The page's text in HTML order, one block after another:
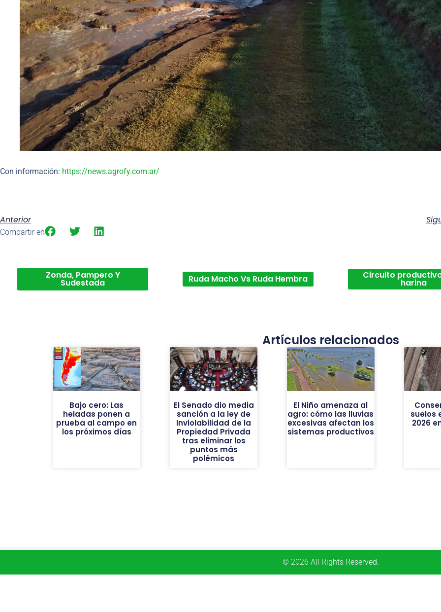
Con información: https://news.agrofy.com.ar/
Anterior
Compartir en
Zonda, Pampero Y
Sudestada Ruda Macho Vs Ruda Hembra Circuito
harina
Artículos relacionados
Bajo cero: Las
heladas ponen a
prueba al campo en
los próximos días
El Senado dio media
sanción a la ley de
Inviolabilidad de la
Propiedad Privada
tras eliminar los
puntos más
polémicos
El Niño amenaza al
agro: cómo las lluvias
excesivas afectan los
sistemas productivos
suelos
2026
© 2026 All Rights Reserved.